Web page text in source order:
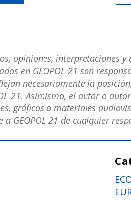
opiniones, interpretaciones
en GEOPOL 21 son
necesariamente la
21. Asimismo, el autor o
gráficos o materiales
a GEOPOL 21 de cualquier